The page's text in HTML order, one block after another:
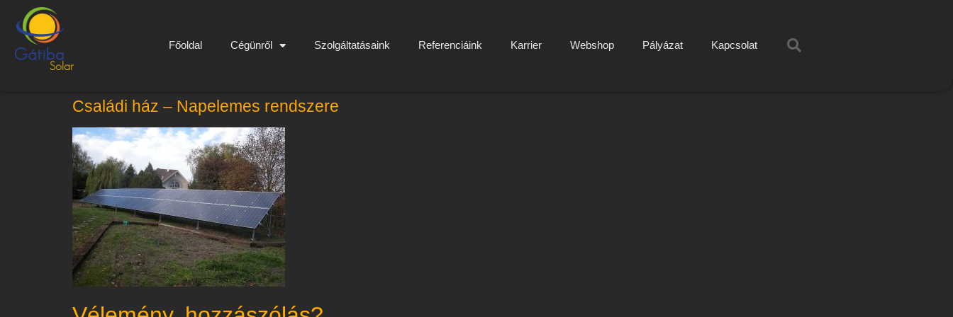
Főoldal Cégünről Szolgáltatásaink Referenciáink Karrier Webshop Pályázat Kapcsolat
Családi ház – Napelemes rendszere